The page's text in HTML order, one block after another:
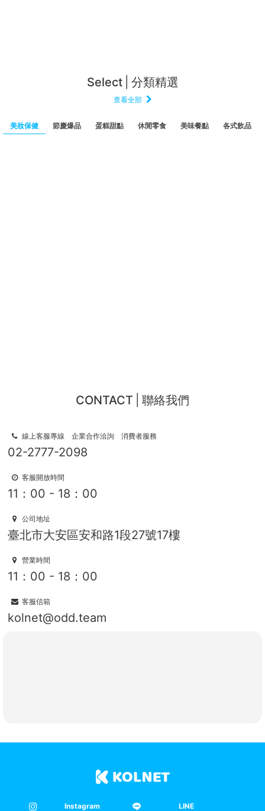
Select 分類精選
查看全部
美妝保健 節慶爆品 蛋糕甜點 休閒零食 美味餐點 各式飲品
CONTACT 聯絡我們
線上客服專線 企業合作洽詢 消費者服務
02-2777-2098
客服開放時間
11：00 - 18：00
公司地址
臺北市大安區安和路1段27號17樓
營業時間
11：00 - 18：00
客服信箱
kolnet@odd.team
Instagram LINE